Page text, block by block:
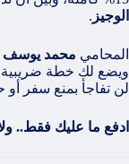
الوجيز .
المحامي محمد يوسف
ويضع لك خطة ضريبية
لن تفاجأ بمنع سفر
ادفع ما عليك فقط.. ولا